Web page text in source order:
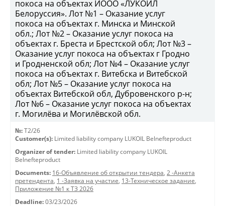
покоса на объектах ИООО «ЛУКОЙЛ
Белоруссия». Лот №1 – Оказание услуг
покоса на объектах г. Минска и Минской
обл.; Лот №2 – Оказание услуг покоса на
объектах г. Бреста и Брестской обл; Лот №3 –
Оказание услуг покоса на объектах г Гродно
и Гродненской обл; Лот №4 – Оказание услуг
покоса на объектах г. Витебска и Витебской
обл; Лот №5 – Оказание услуг покоса на
объектах Витебской обл, Дубровенского р-н;
Лот №6 – Оказание услуг покоса на объектах
г. Могилёва и Могилёвской обл.
№: T2/26
Customer(s): Limited liability company LUKOIL Belnefteproduct
Organizer of tender: Limited liability company LUKOIL
Belnefteproduct
Documents: 16-Объявление об открытии тендера, 2 -Анкета
претендента, 1 -Заявка на участие, 13-Техническое задание,
Приложение №1 к ТЗ 2026
Deadline: 03/23/2026